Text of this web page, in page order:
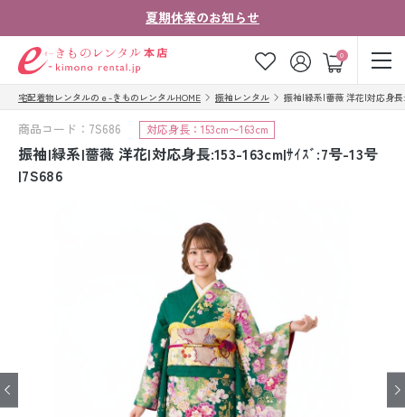
夏期休業のお知らせ
0
ゲスト
お気に入り ログイン カート
ご注文の流れ
会社案内
法人・グループの
お客様はこちら
宅配着物レンタルのｅ-きものレンタルHOME 振袖レンタル 振袖|緑系|薔薇 洋花|対応身長
商品コード：7S686 対応身長：153cm〜163cm
振袖|緑系|薔薇 洋花|対応身長:153-163cm|ｻｲｽﾞ:7号-13号
|7S686